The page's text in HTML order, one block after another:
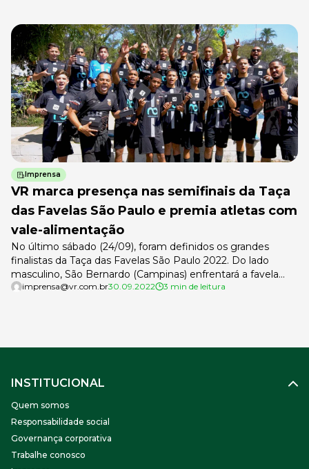
Imprensa
VR marca presença nas semifinais da Taça
das Favelas São Paulo e premia atletas com
vale-alimentação
No último sábado (24/09), foram definidos os grandes
finalistas da Taça das Favelas São Paulo 2022. Do lado
masculino, São Bernardo (Campinas) enfrentará a favela
Jardim Ibirapuera, enquanto a decisão feminina terá
imprensa@vr.com.br30.09.2022 3 min de leitura
INSTITUCIONAL
Quem somos
Responsabilidade social
Governança corporativa
Trabalhe conosco